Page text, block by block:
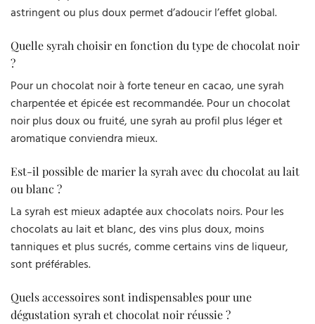
astringent ou plus doux permet d’adoucir l’effet global.
Quelle syrah choisir en fonction du type de chocolat noir
?
Pour un chocolat noir à forte teneur en cacao, une syrah
charpentée et épicée est recommandée. Pour un chocolat
noir plus doux ou fruité, une syrah au profil plus léger et
aromatique conviendra mieux.
Est-il possible de marier la syrah avec du chocolat au lait
ou blanc ?
La syrah est mieux adaptée aux chocolats noirs. Pour les
chocolats au lait et blanc, des vins plus doux, moins
tanniques et plus sucrés, comme certains vins de liqueur,
sont préférables.
Quels accessoires sont indispensables pour une
dégustation syrah et chocolat noir réussie ?